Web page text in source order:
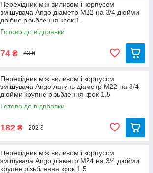
Перехідник між виливом і корпусом
змішувача Ango діаметр М22 на 3/4 дюйми
дрібне різьблення крок 1
Готово до відправки
74 ₴ 83 ₴
Перехідник між виливом і корпусом
змішувача Ango латунь діаметр М22 на 3/4
дюйми крупне різьблення крок 1.5
Готово до відправки
182 ₴ 202 ₴
Перехідник між виливом і корпусом
змішувача Ango діаметр М24 на 3/4 дюйми
крупне різьблення крок 1.5